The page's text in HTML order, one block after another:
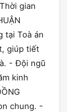
gian
tại Toà án
giúp tiết
- Đội ngũ
kinh
chung. -